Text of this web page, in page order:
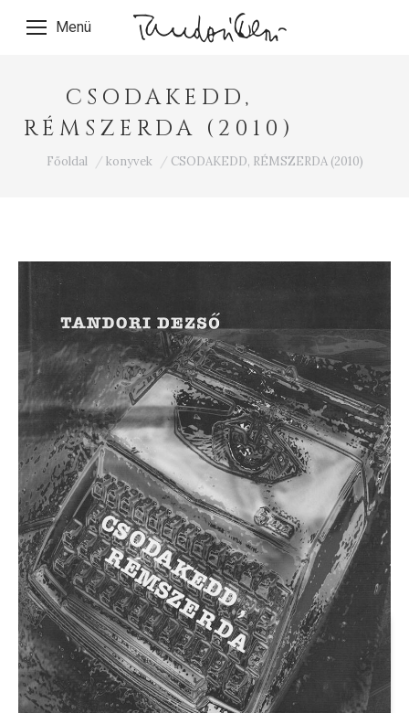
Menü
CSODAKEDD,
RÉMSZERDA (2010)
Ön itt van:
Főoldal konyvek CSODAKEDD, RÉMSZERDA (2010)